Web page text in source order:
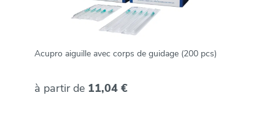
Acupro aiguille avec corps de guidage (200 pcs)
à partir de 11,04 €